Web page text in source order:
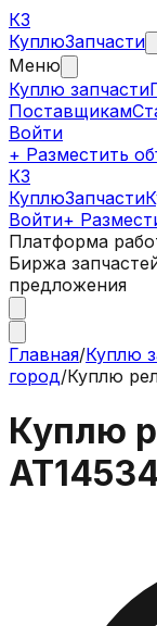
КЗ
КуплюЗапчасти
Меню
Куплю запчасти
Поставщикам
Войти
+ Разместить
КЗ
КуплюЗапчасти
Войти+
Платформа
Биржа
предложения
Главная/Куплю
город/Куплю
Куплю